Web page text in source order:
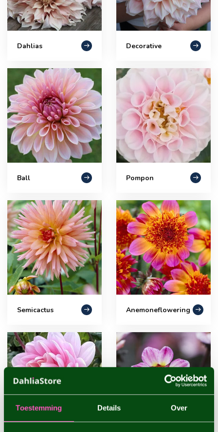
Toestemming Details Over
Dahlias Decorative
Ball Pompon
Semicactus Anemoneflowering